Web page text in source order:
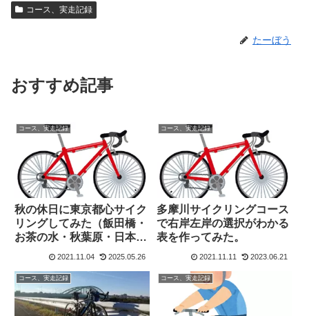
コース、実走記録
たーぼう
おすすめ記事
コース、実走記録
秋の休日に東京都心サイク
リングしてみた（飯田橋・
お茶の水・秋葉原・日本
2021.11.04 2025.05.26
コース、実走記録
多摩川サイクリングコース
で右岸左岸の選択がわかる
表を作ってみた。
2021.11.11 2023.06.21
コース、実走記録 コース、実走記録